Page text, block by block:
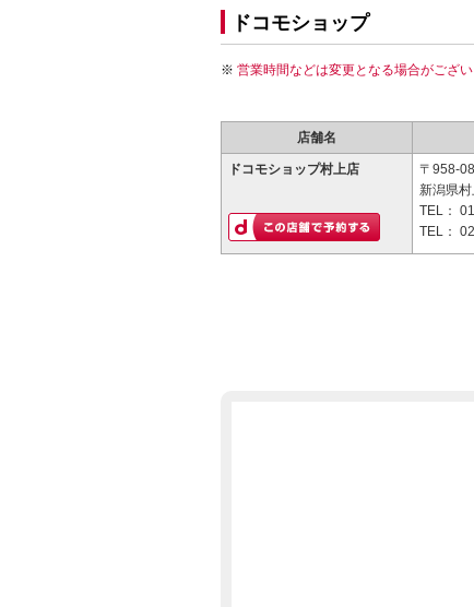
ドコモショップ
営業時間などは変更となる場合がござ
店舗名
ドコモショップ村上店
〒958-
新潟県
TEL：
TEL：